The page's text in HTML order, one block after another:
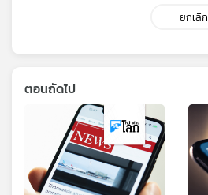
ยกเลิก
ตอนถัดไป